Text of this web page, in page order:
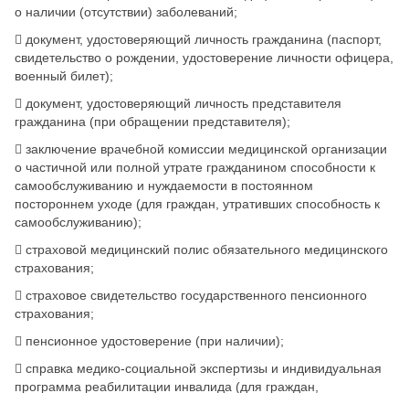
о наличии (отсутствии) заболеваний;
​ документ, удостоверяющий личность гражданина (паспорт,
свидетельство о рождении, удостоверение личности офицера,
военный билет);
​ документ, удостоверяющий личность представителя
гражданина (при обращении представителя);
​ заключение врачебной комиссии медицинской организации
о частичной или полной утрате гражданином способности к
самообслуживанию и нуждаемости в постоянном
постороннем уходе (для граждан, утративших способность к
самообслуживанию);
​ страховой медицинский полис обязательного медицинского
страхования;
​ страховое свидетельство государственного пенсионного
страхования;
​ пенсионное удостоверение (при наличии);
​ справка медико-социальной экспертизы и индивидуальная
программа реабилитации инвалида (для граждан,